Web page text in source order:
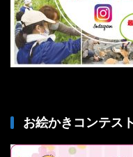
お絵かきコンテス